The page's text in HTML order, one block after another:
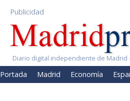
Publicidad
Diario digital independiente de Madrid -
Portada Madrid Economía